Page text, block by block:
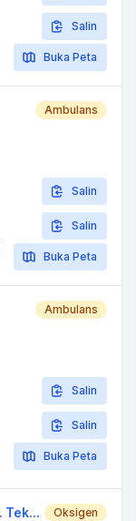
Salin
Buka Peta
Ambulans
Salin
Salin
Buka Peta
Ambulans
Salin
Salin
Buka Peta
Isi ulang oksigen Hendrik Purnomo CV. Teknik Kerja (TKG) Oksigen